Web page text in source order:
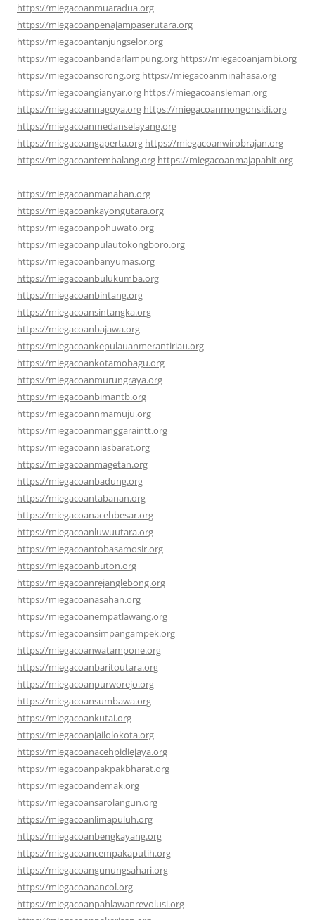
https://miegacoanmuaradua.org
https://miegacoanpenajampaserutara.org
https://miegacoantanjungselor.org
https://miegacoanbandarlampung.org https://miegacoanjambi.org
https://miegacoansorong.org https://miegacoanminahasa.org
https://miegacoangianyar.org https://miegacoansleman.org
https://miegacoannagoya.org https://miegacoanmongonsidi.org
https://miegacoanmedanselayang.org
https://miegacoangaperta.org https://miegacoanwirobrajan.org
https://miegacoantembalang.org https://miegacoanmajapahit.org
https://miegacoanmanahan.org
https://miegacoankayongutara.org
https://miegacoanpohuwato.org
https://miegacoanpulautokongboro.org
https://miegacoanbanyumas.org
https://miegacoanbulukumba.org
https://miegacoanbintang.org
https://miegacoansintangka.org
https://miegacoanbajawa.org
https://miegacoankepulauanmerantiriau.org
https://miegacoankotamobagu.org
https://miegacoanmurungraya.org
https://miegacoanbimantb.org
https://miegacoannmamuju.org
https://miegacoanmanggaraintt.org
https://miegacoanniasbarat.org
https://miegacoanmagetan.org
https://miegacoanbadung.org
https://miegacoantabanan.org
https://miegacoanacehbesar.org
https://miegacoanluwuutara.org
https://miegacoantobasamosir.org
https://miegacoanbuton.org
https://miegacoanrejanglebong.org
https://miegacoanasahan.org
https://miegacoanempatlawang.org
https://miegacoansimpangampek.org
https://miegacoanwatampone.org
https://miegacoanbaritoutara.org
https://miegacoanpurworejo.org
https://miegacoansumbawa.org
https://miegacoankutai.org
https://miegacoanjailolokota.org
https://miegacoanacehpidiejaya.org
https://miegacoanpakpakbharat.org
https://miegacoandemak.org
https://miegacoansarolangun.org
https://miegacoanlimapuluh.org
https://miegacoanbengkayang.org
https://miegacoancempakaputih.org
https://miegacoangunungsahari.org
https://miegacoanancol.org
https://miegacoanpahlawanrevolusi.org